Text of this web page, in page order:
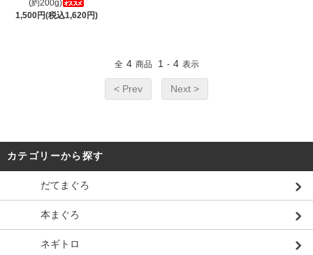
(約200g)
1,500円(税込1,620円)
全 4 商品 1 - 4 表示
< Prev Next >
カテゴリーから探す
だてまぐろ
本まぐろ
ネギトロ